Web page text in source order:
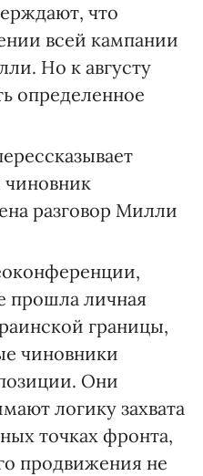
что
всей кампании
Но к августу
определенное
чиновник
разговор Милли
прошла личная
границы,
чиновники
Они
логику захвата
точках фронта,
продвижения не